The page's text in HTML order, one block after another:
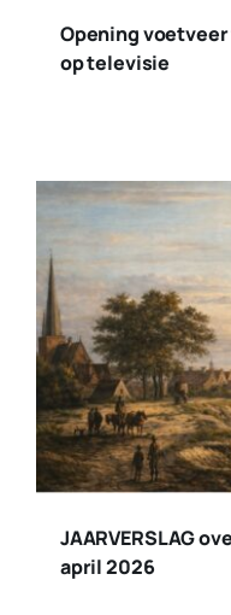
Opening
op televisie
JAARVERSLAG
april 2026